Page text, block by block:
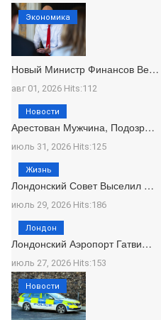
Новый Министр Финансов Ве…
авг 01, 2026 Hits:112
Экономика
Арестован Мужчина, Подозр…
июль 31, 2026 Hits:125
Новости
Лондонский Совет Выселил …
июль 29, 2026 Hits:186
Жизнь
Лондонский Аэропорт Гатви…
июль 27, 2026 Hits:153
Лондон
Новости